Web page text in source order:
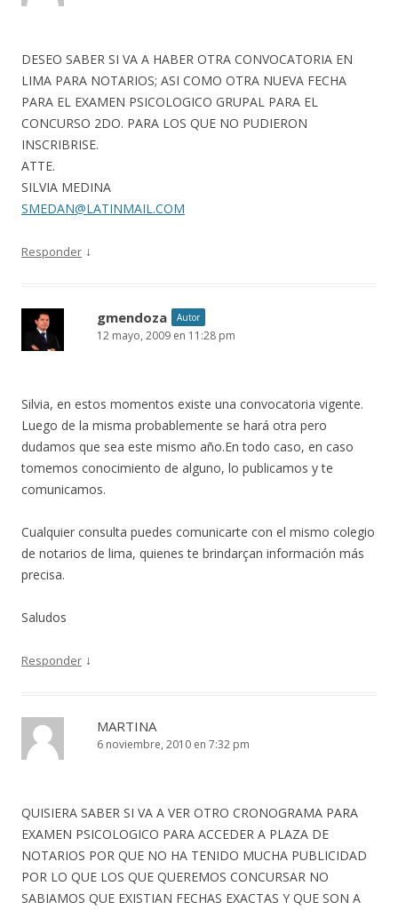
DESEO SABER SI VA A HABER OTRA CONVOCATORIA EN
LIMA PARA NOTARIOS; ASI COMO OTRA NUEVA FECHA
PARA EL EXAMEN PSICOLOGICO GRUPAL PARA EL
CONCURSO 2DO. PARA LOS QUE NO PUDIERON
INSCRIBRISE.
ATTE.
SILVIA MEDINA
SMEDAN@LATINMAIL.COM
Responder ↓
gmendoza Autor
12 mayo, 2009 en 11:28 pm
Silvia, en estos momentos existe una convocatoria vigente.
Luego de la misma probablemente se hará otra pero
dudamos que sea este mismo año.En todo caso, en caso
tomemos conocimiento de alguno, lo publicamos y te
comunicamos.
Cualquier consulta puedes comunicarte con el mismo colegio
de notarios de lima, quienes te brindarçan información más
precisa.
Saludos
Responder ↓
MARTINA
6 noviembre, 2010 en 7:32 pm
QUISIERA SABER SI VA A VER OTRO CRONOGRAMA PARA
EXAMEN PSICOLOGICO PARA ACCEDER A PLAZA DE
NOTARIOS POR QUE NO HA TENIDO MUCHA PUBLICIDAD
POR LO QUE LOS QUE QUEREMOS CONCURSAR NO
SABIAMOS QUE EXISTIAN FECHAS EXACTAS Y QUE SON A